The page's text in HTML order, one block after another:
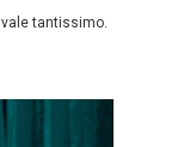
tantissimo.